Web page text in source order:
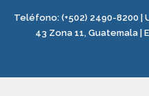
Teléfono: (+502) 2490-8200 |
43 Zona 11, Guatemala |